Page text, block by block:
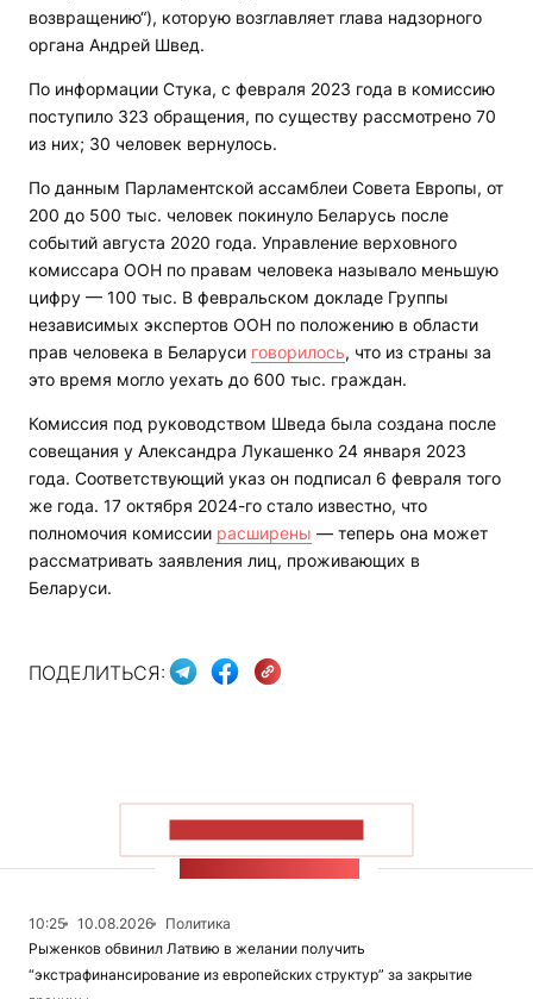
возвращению“), которую возглавляет глава надзорного
органа Андрей Швед.
По информации Стука, с февраля 2023 года в комиссию
поступило 323 обращения, по существу рассмотрено 70
из них; 30 человек вернулось.
По данным Парламентской ассамблеи Совета Европы, от
200 до 500 тыс. человек покинуло Беларусь после
событий августа 2020 года. Управление верховного
комиссара ООН по правам человека называло меньшую
цифру — 100 тыс. В февральском докладе Группы
независимых экспертов ООН по положению в области
прав человека в Беларуси говорилось, что из страны за
это время могло уехать до 600 тыс. граждан.
Комиссия под руководством Шведа была создана после
совещания у Александра Лукашенко 24 января 2023
года. Соответствующий указ он подписал 6 февраля того
же года. 17 октября 2024-го стало известно, что
полномочия комиссии расширены — теперь она может
рассматривать заявления лиц, проживающих в
Беларуси.
ПОДЕЛИТЬСЯ:
10:25 10.08.2026
Политика
Рыженков обвинил Латвию в желании получить
“экстрафинансирование из европейских структур” за закрытие